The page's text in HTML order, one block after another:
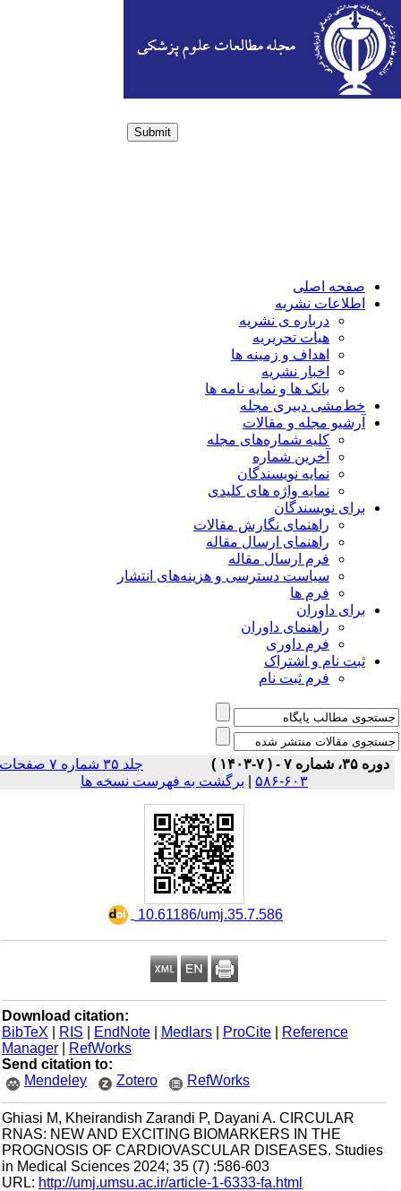
Submit
صفحه اصلی
اطلاعات نشریه
درباره ی نشریه
هیات تحریریه
اهداف و زمینه ها
اخبار نشریه
بانک ها و نمایه نامه ها
خط‌مشی دبیری مجله
آرشیو مجله و مقالات
کلیه شماره‌های مجله
آخرین شماره
نمایه نویسندگان
نمایه واژه های کلیدی
برای نویسندگان
راهنمای نگارش مقالات
راهنمای ارسال مقاله
فرم ارسال مقاله
سیاست دسترسی و هزینه‌های انتشار
فرم ها
برای داوران
راهنمای داوران
فرم داوری
ثبت نام و اشتراک
فرم ثبت نام
دوره ۳۵، شماره ۷ - ( ۷-۱۴۰۳ )
جلد ۳۵ شماره ۷ صفحات
۶۰۳-۵۸۶
| برگشت به فهرست نسخه ها
‎ 10.61186/umj.35.7.586
Download citation:
BibTeX
| RIS |EndNote |Medlars |ProCite |Reference
Manager
|RefWorks
Send citation to:
Mendeley
Zotero RefWorks
Ghiasi M, Kheirandish Zarandi P, Dayani A. CIRCULAR
RNAS: NEW AND EXCITING BIOMARKERS IN THE
PROGNOSIS OF CARDIOVASCULAR DISEASES. Studies
in Medical Sciences 2024; 35 (7) :586-603
URL:http://umj.umsu.ac.ir/article-1-6333-fa.html